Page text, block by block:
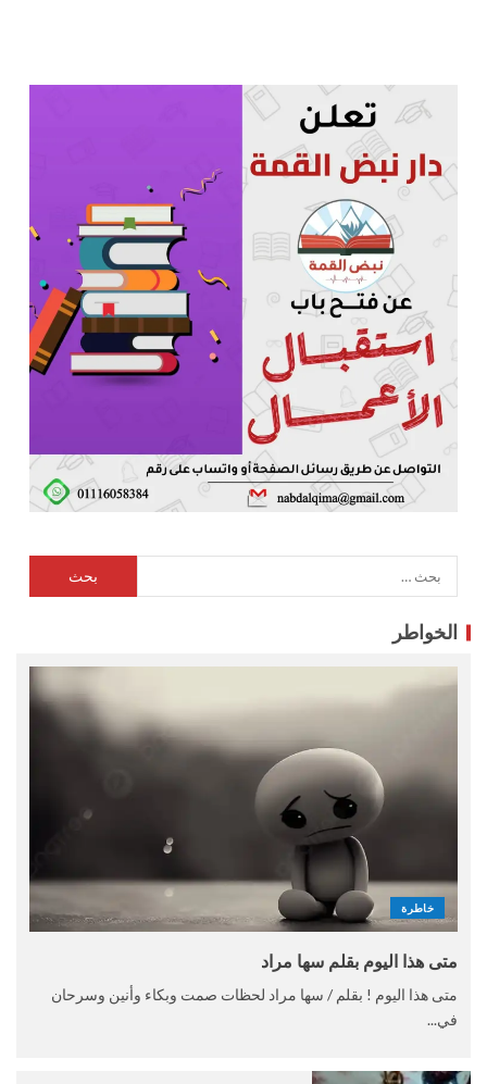
الخواطر
خاطرة
متى هذا اليوم بقلم سها مراد
متى هذا اليوم ! بقلم / سها مراد لحظات صمت وبكاء وأنين وسرحان
في...